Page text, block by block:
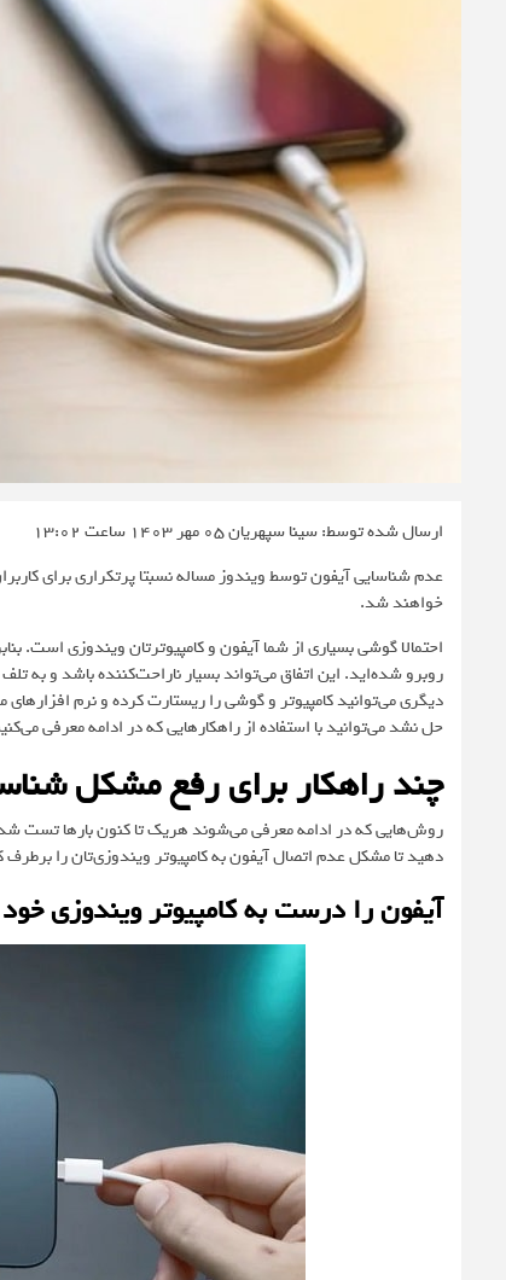
ارسال شده توسط: سینا سپهریان05 مهر 1403 ساعت 13:02
عدم شناسایی آیفون توسط ویندوز مساله نسبتا پرتکراری برای
خواهند شد.
احتمالا گوشی بسیاری از شما آیفون و کامپیوترتان ویندوزی است.
روبرو شده‌اید. این اتفاق می‌تواند بسیار ناراحت‌کننده باشد و به
دیگری می‌توانید کامپیوتر و گوشی را ریستارت کرده و نرم افزارهای
حل نشد می‌توانید با استفاده از راهکارهایی که در ادامه معرفی
چند راهکار برای رفع مشکل
روش‌هایی که در ادامه معرفی می‌شوند هریک تا کنون بارها تست شده
دهید تا مشکل عدم اتصال آیفون به کامپیوتر ویندوزی‌تان را برطرف
آیفون را درست به کامپیوتر ویندوزی